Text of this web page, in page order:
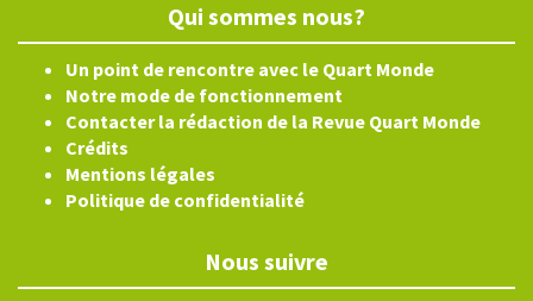
Qui sommes nous?
Un point de rencontre avec le Quart Monde
Notre mode de fonctionnement
Contacter la rédaction de la Revue Quart Monde
Crédits
Mentions légales
Politique de confidentialité
Nous suivre